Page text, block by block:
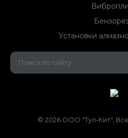
Установки
© 2026 ООО "Тул-Кит",